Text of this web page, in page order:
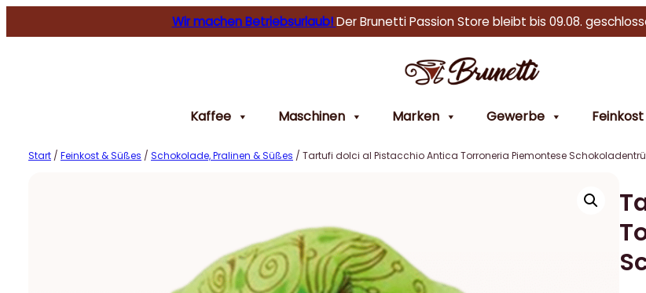
Wir machen Betriebsurlaub!Der Brunetti Passion Store bleibt bis 09.08.
Kaffee Maschinen Marken Gewerbe Feinkost
Start / Feinkost & Süßes / Schokolade, Pralinen & Süßes / Tartufi dolci al Pistacchio Antica Torroneria Piemontese